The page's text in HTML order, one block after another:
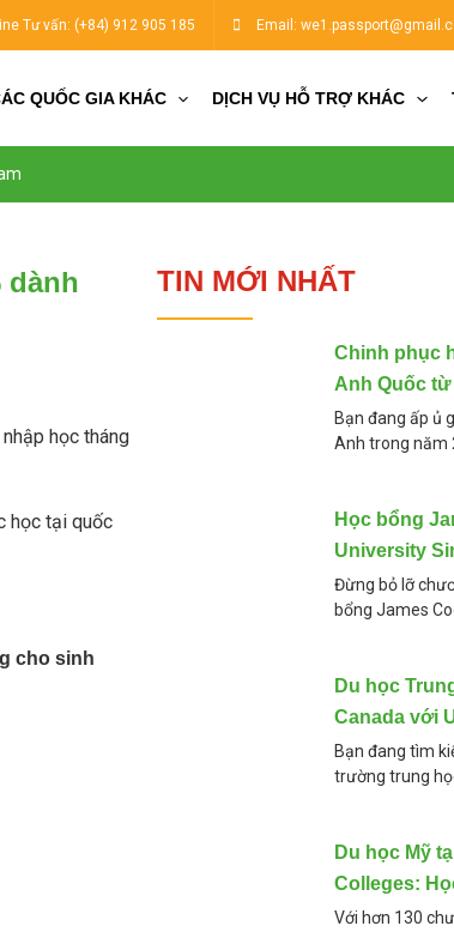
Tư vấn: (+84) 912 905 185 Email:
QUỐC GIA KHÁC DỊCH VỤ HỖ TRỢ KHÁC
dành
học tháng
học tại quốc
cho sinh
TIN MỚI NHẤT
Chinh phục
Anh Quốc
University
Bạn đang ấp ủ
Anh trong năm
hợp lý, và chất
Học bổng
University
2025 lên đến
cho sinh
Đừng bỏ lỡ
bổng James
9/2025! Cùng
tìm hiểu chi tiết
Du học
Canada với
School – Cơ
học Top
Bạn đang tìm
trường trung
chắn vào các
Du học Mỹ
Colleges:
vững, thực
Với hơn 130